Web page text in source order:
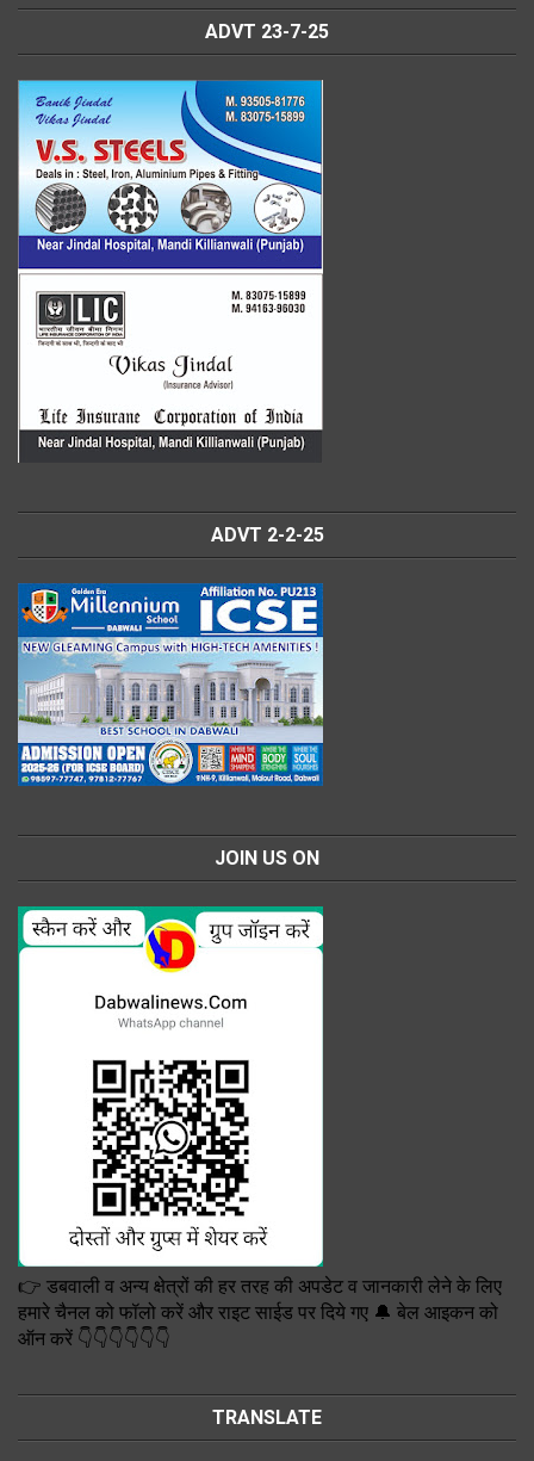
ADVT 23-7-25
ADVT 2-2-25
JOIN US ON
👉 डबवाली व अन्य क्षेत्रों की हर तरह की अपडेट व जानकारी लेने के लिए
हमारे चैनल को फॉलो करें और राइट साईड पर दिये गए 🔔 बेल आइकन को
ऑन करें 👇👇👇👇👇👇
TRANSLATE